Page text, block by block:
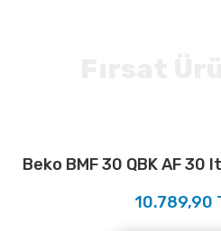
Beko BMF 30 QBK AF 30
10.789,90